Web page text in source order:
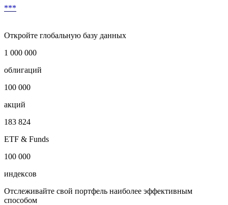
***
Откройте глобальную базу данных
1 000 000
облигаций
100 000
акций
183 824
ETF & Funds
100 000
индексов
Отслеживайте свой портфель наиболее эффективным
способом